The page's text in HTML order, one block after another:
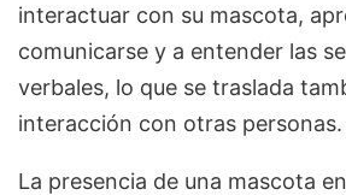
interactuar con su mascota,
comunicarse y a entender las
verbales, lo que se traslada
interacción con otras personas.
La presencia de una mascota